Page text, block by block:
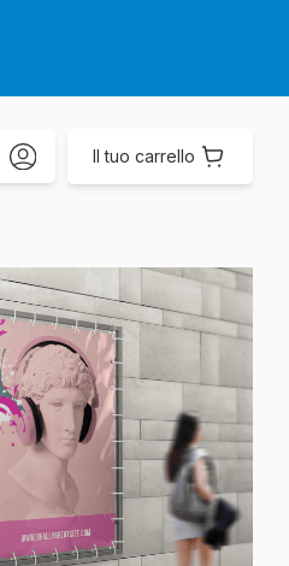
Il tuo carrello